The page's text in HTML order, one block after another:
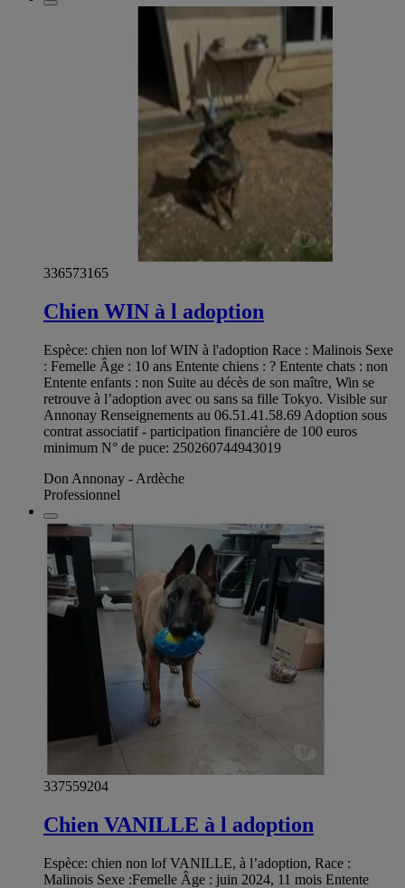
336573165
Chien WIN à l adoption
Espèce: chien non lof WIN à l'adoption Race : Malinois Sexe
: Femelle Âge : 10 ans Entente chiens : ? Entente chats : non
Entente enfants : non Suite au décès de son maître, Win se
retrouve à l’adoption avec ou sans sa fille Tokyo. Visible sur
Annonay Renseignements au 06.51.41.58.69 Adoption sous
contrat associatif - participation financière de 100 euros
minimum N° de puce: 250260744943019
Don Annonay - Ardèche
Professionnel
337559204
Chien VANILLE à l adoption
Espèce: chien non lof VANILLE, à l’adoption, Race :
Malinois Sexe :Femelle Âge : juin 2024, 11 mois Entente